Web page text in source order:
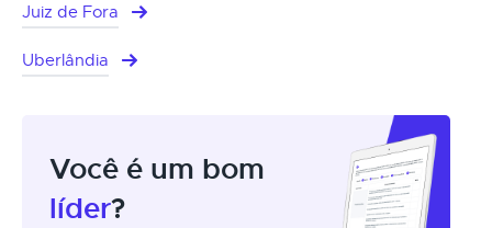
Juiz de Fora
Uberlândia
Você é um bom
líder?